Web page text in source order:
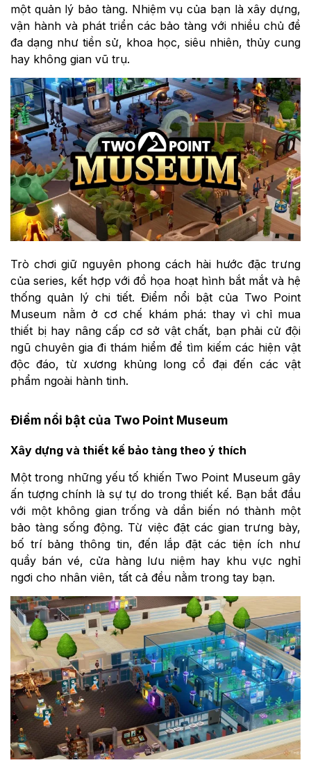
một quản lý bảo tàng. Nhiệm vụ của bạn là xây dựng,
vận hành và phát triển các bảo tàng với nhiều chủ đề
đa dạng như tiền sử, khoa học, siêu nhiên, thủy cung
hay không gian vũ trụ.
Trò chơi giữ nguyên phong cách hài hước đặc trưng
của series, kết hợp với đồ họa hoạt hình bắt mắt và hệ
thống quản lý chi tiết. Điểm nổi bật của Two Point
Museum nằm ở cơ chế khám phá: thay vì chỉ mua
thiết bị hay nâng cấp cơ sở vật chất, bạn phải cử đội
ngũ chuyên gia đi thám hiểm để tìm kiếm các hiện vật
độc đáo, từ xương khủng long cổ đại đến các vật
phẩm ngoài hành tinh.
Điểm nổi bật của Two Point Museum
Xây dựng và thiết kế bảo tàng theo ý thích
Một trong những yếu tố khiến Two Point Museum gây
ấn tượng chính là sự tự do trong thiết kế. Bạn bắt đầu
với một không gian trống và dần biến nó thành một
bảo tàng sống động. Từ việc đặt các gian trưng bày,
bố trí bảng thông tin, đến lắp đặt các tiện ích như
quầy bán vé, cửa hàng lưu niệm hay khu vực nghỉ
ngơi cho nhân viên, tất cả đều nằm trong tay bạn.